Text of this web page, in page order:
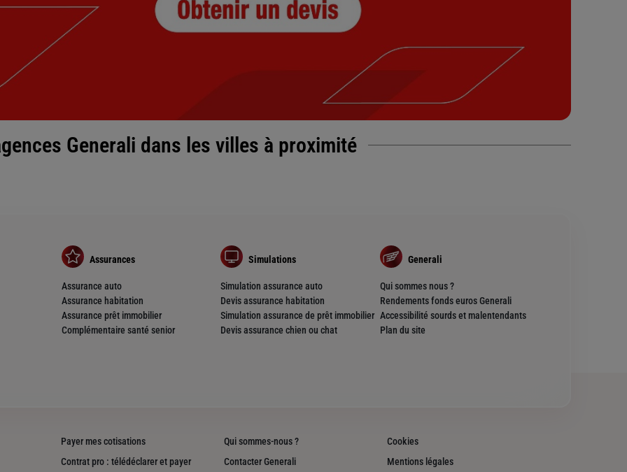
Generali dans les villes à proximité
Assurances
Assurance auto
Assurance habitation
Assurance prêt immobilier
Complémentaire santé senior
Simulations
Simulation assurance auto
Devis assurance habitation
Simulation assurance de prêt immobilier
Devis assurance chien ou chat
Generali
Qui sommes nous ?
Rendements fonds euros Generali
Accessibilité sourds et malentendants
Plan du site
Payer mes cotisations
Contrat pro : télédéclarer et payer
Qui sommes-nous ?
Contacter Generali
Cookies
Mentions légales